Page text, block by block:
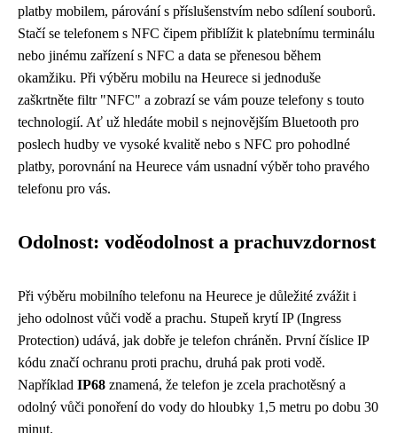
platby mobilem, párování s příslušenstvím nebo sdílení souborů.
Stačí se telefonem s NFC čipem přiblížit k platebnímu terminálu
nebo jinému zařízení s NFC a data se přenesou během
okamžiku. Při výběru mobilu na Heurece si jednoduše
zaškrtněte filtr "NFC" a zobrazí se vám pouze telefony s touto
technologií. Ať už hledáte mobil s nejnovějším Bluetooth pro
poslech hudby ve vysoké kvalitě nebo s NFC pro pohodlné
platby, porovnání na Heurece vám usnadní výběr toho pravého
telefonu pro vás.
Odolnost: voděodolnost a prachuvzdornost
Při výběru mobilního telefonu na Heurece je důležité zvážit i
jeho odolnost vůči vodě a prachu. Stupeň krytí IP (Ingress
Protection) udává, jak dobře je telefon chráněn. První číslice IP
kódu značí ochranu proti prachu, druhá pak proti vodě.
Například IP68 znamená, že telefon je zcela prachotěsný a
odolný vůči ponoření do vody do hloubky 1,5 metru po dobu 30
minut.